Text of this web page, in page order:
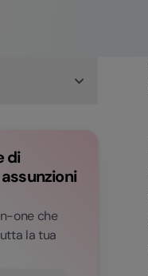
per le note
perché il
spese
spese
gestione
di
one che
la tua